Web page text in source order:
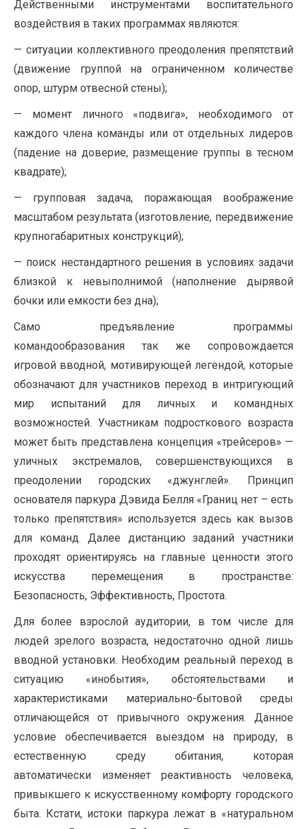
Действенными инструментами воспитательного
воздействия в таких программах являются:
— ситуации коллективного преодоления препятствий
(движение группой на ограниченном количестве
опор, штурм отвесной стены);
— момент личного «подвига», необходимого от
каждого члена команды или от отдельных лидеров
(падение на доверие, размещение группы в тесном
квадрате);
— групповая задача, поражающая воображение
масштабом результата (изготовление, передвижение
крупногабаритных конструкций);
— поиск нестандартного решения в условиях задачи
близкой к невыполнимой (наполнение дырявой
бочки или емкости без дна);
Само предъявление программы
командообразования так же сопровождается
игровой вводной, мотивирующей легендой, которые
обозначают для участников переход в интригующий
мир испытаний для личных и командных
возможностей. Участникам подросткового возраста
может быть представлена концепция «трейсеров» —
уличных экстремалов, совершенствующихся в
преодолении городских «джунглей». Принцип
основателя паркура Дэвида Белля «Границ нет – есть
только препятствия» используется здесь как вызов
для команд. Далее дистанцию заданий участники
проходят ориентируясь на главные ценности этого
искусства перемещения в пространстве:
Безопасность, Эффективность, Простота.
Для более взрослой аудитории, в том числе для
людей зрелого возраста, недостаточно одной лишь
вводной установки. Необходим реальный переход в
ситуацию «инобытия», обстоятельствами и
характеристиками материально-бытовой среды
отличающейся от привычного окружения. Данное
условие обеспечивается выездом на природу, в
естественную среду обитания, которая
автоматически изменяет реактивность человека,
привыкшего к искусственному комфорту городского
быта. Кстати, истоки паркура лежат в «натуральном